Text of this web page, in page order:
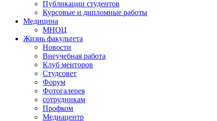
Публикации студентов
Курсовые и дипломные работы
Медицина
МНОЦ
Жизнь факультета
Новости
Внеучебная работа
Клуб менторов
Студсовет
Форум
Фотогалерея
сотрудникам
Профком
Медиацентр